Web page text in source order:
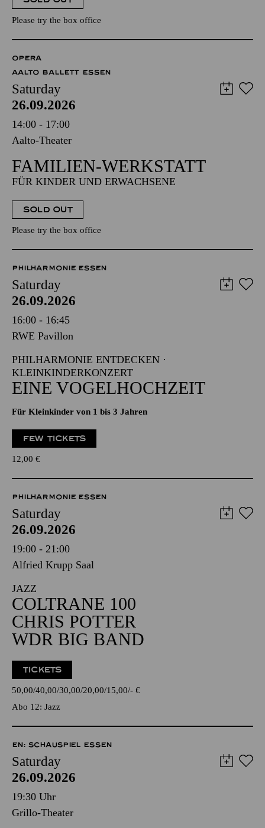
Please try the box office
OPERA
AALTO BALLETT ESSEN
Saturday
26.09.2026
14:00 - 17:00
Aalto-Theater
FAMILIEN-WERKSTATT
FÜR KINDER UND ERWACHSENE
SOLD OUT
Please try the box office
PHILHARMONIE ESSEN
Saturday
26.09.2026
16:00 - 16:45
RWE Pavillon
PHILHARMONIE ENTDECKEN ·
KLEINKINDERKONZERT
EINE VOGELHOCHZEIT
Für Kleinkinder von 1 bis 3 Jahren
FEW TICKETS
12,00 €
PHILHARMONIE ESSEN
Saturday
26.09.2026
19:00 - 21:00
Alfried Krupp Saal
JAZZ
COLTRANE 100
CHRIS POTTER
WDR BIG BAND
TICKETS
50,00 40,00 30,00 20,00 15,00 - €
Abo 12: Jazz
EN: SCHAUSPIEL ESSEN
Saturday
26.09.2026
19:30 Uhr
Grillo-Theater